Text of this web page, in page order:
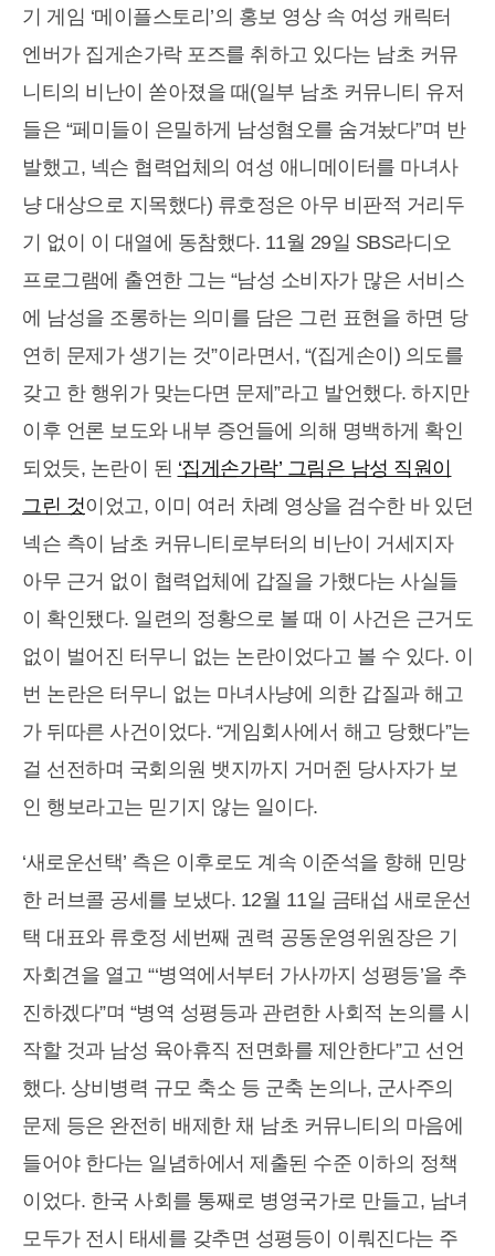
기 게임 ‘메이플스토리’의 홍보 영상 속 여성 캐릭터
엔버가 집게손가락 포즈를 취하고 있다는 남초 커뮤
니티의 비난이 쏟아졌을 때(일부 남초 커뮤니티 유저
들은 “페미들이 은밀하게 남성혐오를 숨겨놨다”며 반
발했고, 넥슨 협력업체의 여성 애니메이터를 마녀사
냥 대상으로 지목했다) 류호정은 아무 비판적 거리두
기 없이 이 대열에 동참했다. 11월 29일 SBS라디오
프로그램에 출연한 그는 “남성 소비자가 많은 서비스
에 남성을 조롱하는 의미를 담은 그런 표현을 하면 당
연히 문제가 생기는 것”이라면서, “(집게손이) 의도를
갖고 한 행위가 맞는다면 문제”라고 발언했다. 하지만
이후 언론 보도와 내부 증언들에 의해 명백하게 확인
되었듯, 논란이 된 ‘집게손가락’ 그림은 남성 직원이
그린 것이었고, 이미 여러 차례 영상을 검수한 바 있던
넥슨 측이 남초 커뮤니티로부터의 비난이 거세지자
아무 근거 없이 협력업체에 갑질을 가했다는 사실들
이 확인됐다. 일련의 정황으로 볼 때 이 사건은 근거도
없이 벌어진 터무니 없는 논란이었다고 볼 수 있다. 이
번 논란은 터무니 없는 마녀사냥에 의한 갑질과 해고
가 뒤따른 사건이었다. “게임회사에서 해고 당했다”는
걸 선전하며 국회의원 뱃지까지 거머쥔 당사자가 보
인 행보라고는 믿기지 않는 일이다.
‘새로운선택’ 측은 이후로도 계속 이준석을 향해 민망
한 러브콜 공세를 보냈다. 12월 11일 금태섭 새로운선
택 대표와 류호정 세번째 권력 공동운영위원장은 기
자회견을 열고 “‘병역에서부터 가사까지 성평등’을 추
진하겠다”며 “병역 성평등과 관련한 사회적 논의를 시
작할 것과 남성 육아휴직 전면화를 제안한다”고 선언
했다. 상비병력 규모 축소 등 군축 논의나, 군사주의
문제 등은 완전히 배제한 채 남초 커뮤니티의 마음에
들어야 한다는 일념하에서 제출된 수준 이하의 정책
이었다. 한국 사회를 통째로 병영국가로 만들고, 남녀
모두가 전시 태세를 갖추면 성평등이 이뤄진다는 주